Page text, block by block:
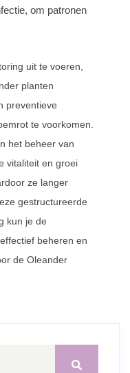
om patronen
uit te voeren,
planten
preventieve
te voorkomen.
het beheer van
vitaliteit en groei
ze langer
gestructureerde
kun je de
beheren en
de Oleander